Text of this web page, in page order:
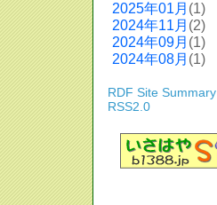
2025年01月 (1)
2024年11月 (2)
2024年09月 (1)
2024年08月 (1)
RDF Site Summary
RSS2.0